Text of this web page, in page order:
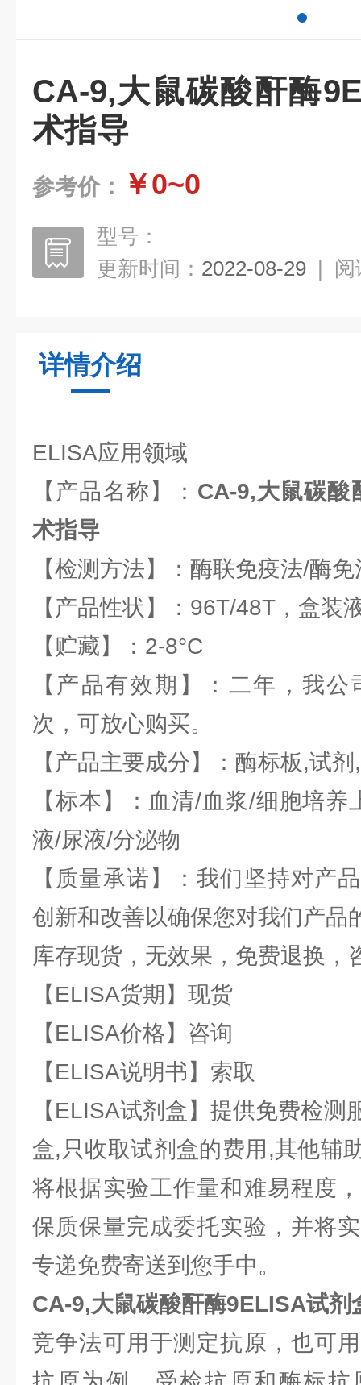
CA-9,大鼠碳酸酐酶
术指导
参考价： ￥0~0
型号：
更新时间： 2022-08-29 | 阅
详情介绍
ELISA应用领域
【产品名称】： CA-9,大鼠碳酸
术指导
【检测方法】：酶联免疫法/酶
【产品性状】：96T/48T，盒装
【贮藏】：2-8°C
【产品有效期】：二年，我
次，可放心购买。
【产品主要成分】：酶标板,试
【标本】：血清/血浆/细胞培
液/尿液/分泌物
【质量承诺】：我们坚持对产
创新和改善以确保您对我们产品
库存现货，无效果，免费退换，
【ELISA货期】现货
【ELISA价格】咨询
【ELISA说明书】索取
【ELISA试剂盒】提供免费检测
盒,只收取试剂盒的费用,其他辅
将根据实验工作量和难易程度
保质保量完成委托实验，并将
专递免费寄送到您手中。
CA-9,大鼠碳酸酐酶9ELISA试剂
竞争法可用于测定抗原，也可